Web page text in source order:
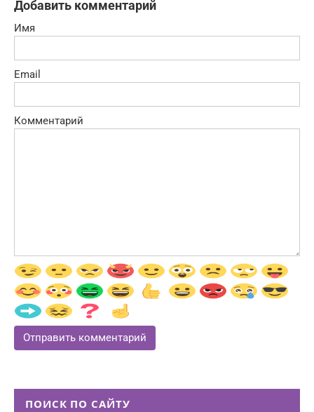
Добавить комментарий
Имя
Email
Комментарий
ПОИСК ПО САЙТУ